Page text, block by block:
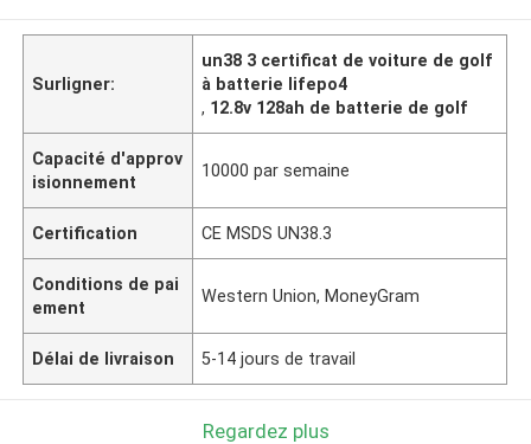
Surligner:
un38 3 certificat de voiture de golf
à batterie lifepo4
, 12.8v 128ah de batterie de golf
Capacité d'approv
isionnement
10000 par semaine
Certification CE MSDS UN38.3
Conditions de pai
ement
Western Union, MoneyGram
Délai de livraison 5-14 jours de travail
Regardez plus